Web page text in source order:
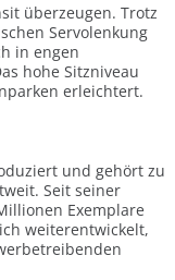
überzeugen. Trotz
Servolenkung
in engen
hohe Sitzniveau
erleichtert.
und gehört zu
Seit seiner
Exemplare
weiterentwickelt,